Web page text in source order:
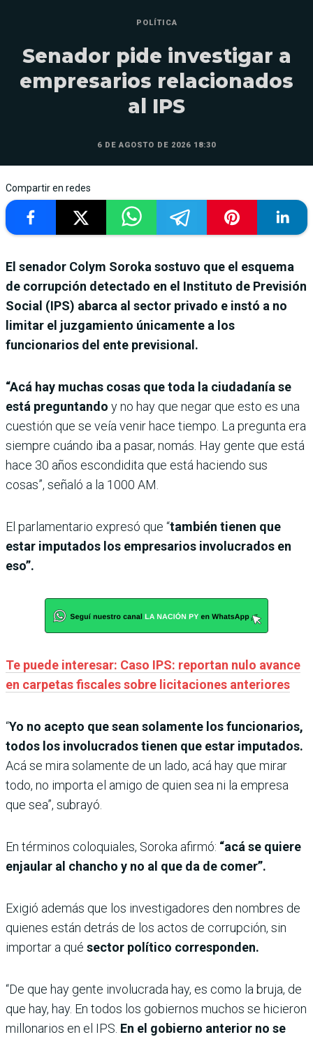
POLÍTICA
Senador pide investigar a
empresarios relacionados
al IPS
6 DE AGOSTO DE 2026 18:30
Compartir en redes
El senador Colym Soroka sostuvo que el esquema
de corrupción detectado en el Instituto de Previsión
Social (IPS) abarca al sector privado e instó a no
limitar el juzgamiento únicamente a los
funcionarios del ente previsional.
“Acá hay muchas cosas que toda la ciudadanía se
está preguntando y no hay que negar que esto es una
cuestión que se veía venir hace tiempo. La pregunta era
siempre cuándo iba a pasar, nomás. Hay gente que está
hace 30 años escondidita que está haciendo sus
cosas”, señaló a la 1000 AM.
El parlamentario expresó que “también tienen que
estar imputados los empresarios involucrados en
eso”.
Te puede interesar: Caso IPS: reportan nulo avance
en carpetas fiscales sobre licitaciones anteriores
“Yo no acepto que sean solamente los funcionarios,
todos los involucrados tienen que estar imputados.
Acá se mira solamente de un lado, acá hay que mirar
todo, no importa el amigo de quien sea ni la empresa
que sea”, subrayó.
En términos coloquiales, Soroka afirmó: “acá se quiere
enjaular al chancho y no al que da de comer”.
Exigió además que los investigadores den nombres de
quienes están detrás de los actos de corrupción, sin
importar a qué sector político corresponden.
“De que hay gente involucrada hay, es como la bruja, de
que hay, hay. En todos los gobiernos muchos se hicieron
millonarios en el IPS. En el gobierno anterior no se